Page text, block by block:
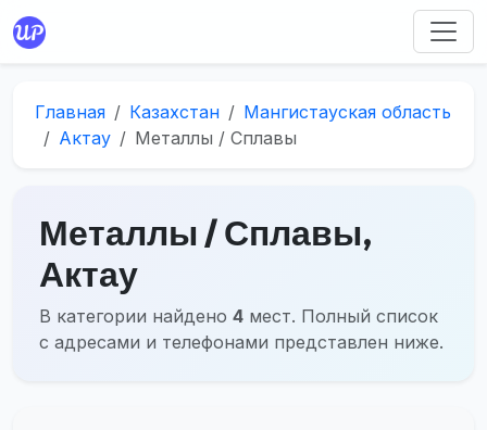
Главная Казахстан
Мангистауская область
Актау
Металлы / Сплавы
Металлы / Сплавы,
Актау
В категории найдено 4 мест. Полный список
с адресами и телефонами представлен ниже.